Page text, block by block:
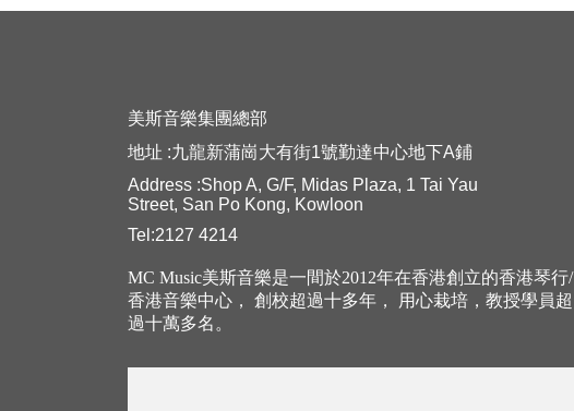
美斯音樂集團總部
地址 :九龍新蒲崗大有街1號勤達中心地下A鋪
Address :Shop A, G/F, Midas Plaza, 1 Tai Yau
Street, San Po Kong, Kowloon
Tel:2127 4214
MC Music美斯音樂是一間於2012年在香港創立的香港琴行/
香港音樂中心， 創校超過十多年， 用心栽培，教授學員超
過十萬多名。